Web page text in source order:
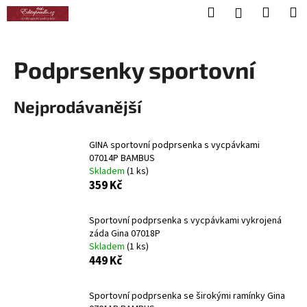
Přejít
na
HledatPřihlášení
Podprsenky sportovní
Nejprodávanější
GINA sportovní podprsenka s vycpávkami
07014P BAMBUS
Skladem (1 ks)
359 Kč
Sportovní podprsenka s vycpávkami vykrojená
záda Gina 07018P
Skladem (1 ks)
449 Kč
Sportovní podprsenka se širokými ramínky Gina
K
o
C
p